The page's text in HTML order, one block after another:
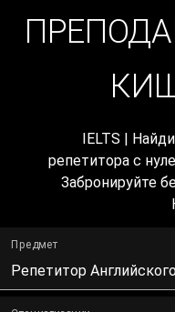
IELTS |
репетитора с
Забронируйте
Предмет
Репетитор Английского